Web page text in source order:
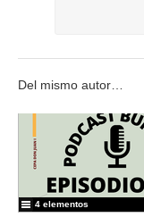
Del mismo autor…
4 elementos